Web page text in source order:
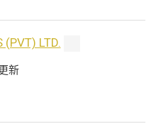
(PVT) LTD.
新